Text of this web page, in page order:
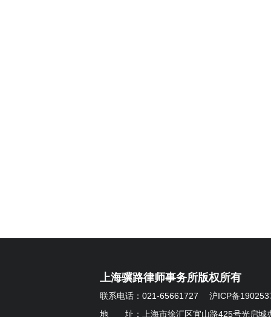
上海骥路律师事务所版权所有
联系电话：021-65661727 沪ICP备
地 址：上海市徐汇区宜山路425号光启城